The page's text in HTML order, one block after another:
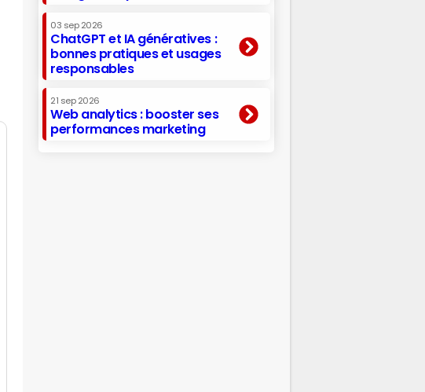
03 sep 2026
ChatGPT et IA génératives :
bonnes pratiques et usages
responsables
21 sep 2026
Web analytics : booster ses
performances marketing